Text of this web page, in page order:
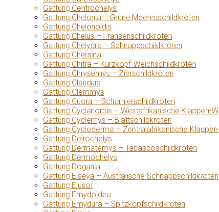
Gattung Centrochelys
Gattung Chelonia – Grüne Meeresschildkröten
Gattung Chelonoidis
Gattung Chelus – Fransenschildkröten
Gattung Chelydra – Schnappschildkröten
Gattung Chersina
Gattung Chitra – Kurzkopf-Weichschildkröten
Gattung Chrysemys – Zierschildkröten
Gattung Claudius
Gattung Clemmys
Gattung Cuora – Scharnierschildkröten
Gattung Cyclanorbis – Westafrikanische Klappen-
Gattung Cyclemys – Blattschildkröten
Gattung Cycloderma – Zentralafrikanische
Gattung Deirochelys
Gattung Dermatemys – Tabascoschildkröten
Gattung Dermochelys
Gattung Dogania
Gattung Elseya – Australische Schnappschildkröten
Gattung Elusor
Gattung Emydoidea
Gattung Emydura – Spitzkopfschildkröten